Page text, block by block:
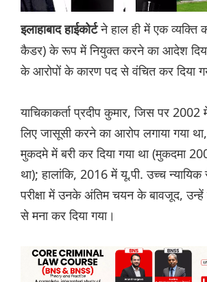
इलाहाबाद हाईकोर्टने हाल ही में एक
कैडर) के रूप में नियुक्त करने का आदेश
के आरोपों के कारण पद से वंचित कर दिया
याचिकाकर्ता प्रदीप कुमार, जिस पर 2002
लिए जासूसी करने का आरोप लगाया गया
मुकदमे में बरी कर दिया गया था (मुकदमा
था); हालांकि, 2016 में यू.पी. उच्च न्यायिक
परीक्षा में उनके अंतिम चयन के बावजूद, उन्हें
से मना कर दिया गया।